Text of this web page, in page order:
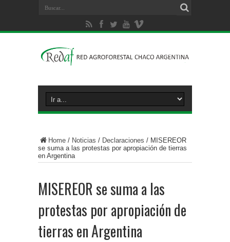
Home / Noticias / Declaraciones / MISEREOR
se suma a las protestas por apropiación de tierras
en Argentina
MISEREOR se suma a las
protestas por apropiación de
tierras en Argentina